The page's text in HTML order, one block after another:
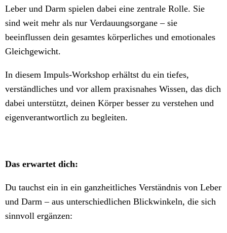
Leber und Darm spielen dabei eine zentrale Rolle. Sie
sind weit mehr als nur Verdauungsorgane – sie
beeinflussen dein gesamtes körperliches und emotionales
Gleichgewicht.
In diesem Impuls-Workshop erhältst du ein tiefes,
verständliches und vor allem praxisnahes Wissen, das dich
dabei unterstützt, deinen Körper besser zu verstehen und
eigenverantwortlich zu begleiten.
Das erwartet dich:
Du tauchst ein in ein ganzheitliches Verständnis von Leber
und Darm – aus unterschiedlichen Blickwinkeln, die sich
sinnvoll ergänzen: